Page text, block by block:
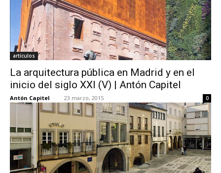
artículos
La arquitectura pública en Madrid y en el
inicio del siglo XXI (V) | Antón Capitel
Antón Capitel - 23 marzo, 2015 0